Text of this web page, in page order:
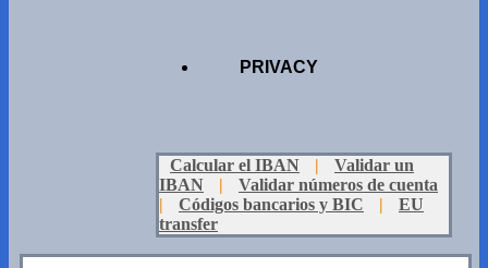
PRIVACY
Calcular el IBAN |
Validar un
IBAN
|
Validar números de cuenta
|
Códigos bancarios y BIC |
EU
transfer